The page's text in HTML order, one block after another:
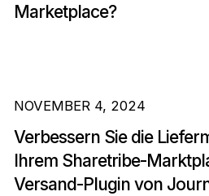
Marketplace?
NOVEMBER 4, 2024
Verbessern Sie die
Ihrem Sharetribe-
Versand-Plugin von